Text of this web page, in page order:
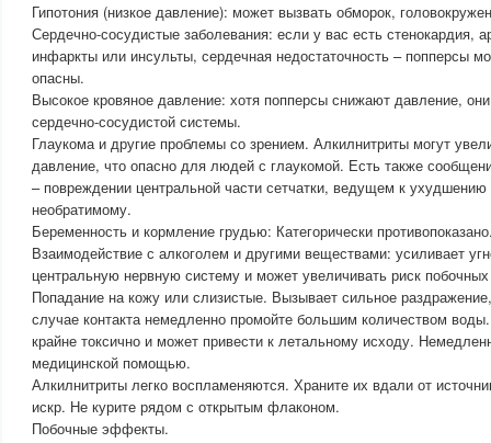
Гипотония (низкое давление): может вызвать обморок,
Сердечно-сосудистые заболевания: если у вас есть стенокардия,
инфаркты или инсульты, сердечная недостаточность – попперсы
опасны.
Высокое кровяное давление: хотя попперсы снижают давление,
сердечно-сосудистой системы.
Глаукома и другие проблемы со зрением. Алкилнитриты могут
давление, что опасно для людей с глаукомой. Есть также
– повреждении центральной части сетчатки, ведущем к ухудшению
необратимому.
Беременность и кормление грудью: Категорически
Взаимодействие с алкоголем и другими веществами: усиливает
центральную нервную систему и может увеличивать риск
Попадание на кожу или слизистые. Вызывает сильное
случае контакта немедленно промойте большим количеством
крайне токсично и может привести к летальному исходу.
медицинской помощью.
Алкилнитриты легко воспламеняются. Храните их вдали от
искр. Не курите рядом с открытым флаконом.
Побочные эффекты.